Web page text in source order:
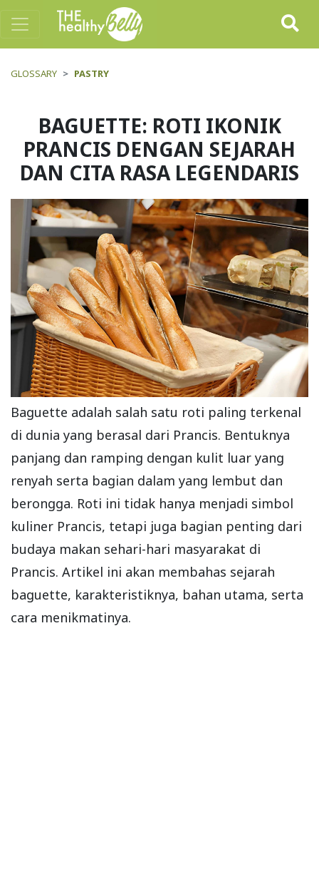
GLOSSARY PASTRY
BAGUETTE: ROTI IKONIK
PRANCIS DENGAN SEJARAH
DAN CITA RASA LEGENDARIS
Baguette adalah salah satu roti paling terkenal
di dunia yang berasal dari Prancis. Bentuknya
panjang dan ramping dengan kulit luar yang
renyah serta bagian dalam yang lembut dan
berongga. Roti ini tidak hanya menjadi simbol
kuliner Prancis, tetapi juga bagian penting dari
budaya makan sehari-hari masyarakat di
Prancis. Artikel ini akan membahas sejarah
baguette, karakteristiknya, bahan utama, serta
cara menikmatinya.